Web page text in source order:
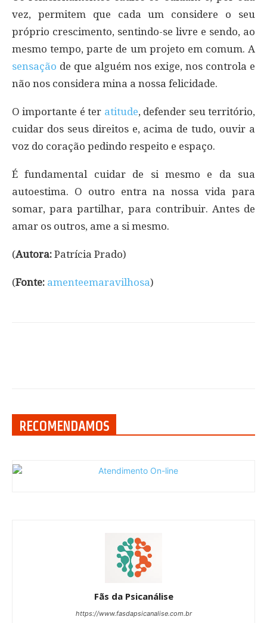
vez, permitem que cada um considere o seu
próprio crescimento, sentindo-se livre e sendo, ao
mesmo tempo, parte de um projeto em comum. A
sensação de que alguém nos exige, nos controla e
não nos considera mina a nossa felicidade.
O importante é ter atitude, defender seu território,
cuidar dos seus direitos e, acima de tudo, ouvir a
voz do coração pedindo respeito e espaço.
É fundamental cuidar de si mesmo e da sua
autoestima. O outro entra na nossa vida para
somar, para partilhar, para contribuir. Antes de
amar os outros, ame a si mesmo.
(Autora: Patrícia Prado)
(Fonte: amenteemaravilhosa)
RECOMENDAMOS
Fãs da Psicanálise
https://www.fasdapsicanalise.com.br